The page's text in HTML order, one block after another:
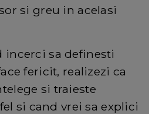
si greu in acelasi
incerci sa definesti
fericit, realizezi ca
si traieste
si cand vrei sa explici